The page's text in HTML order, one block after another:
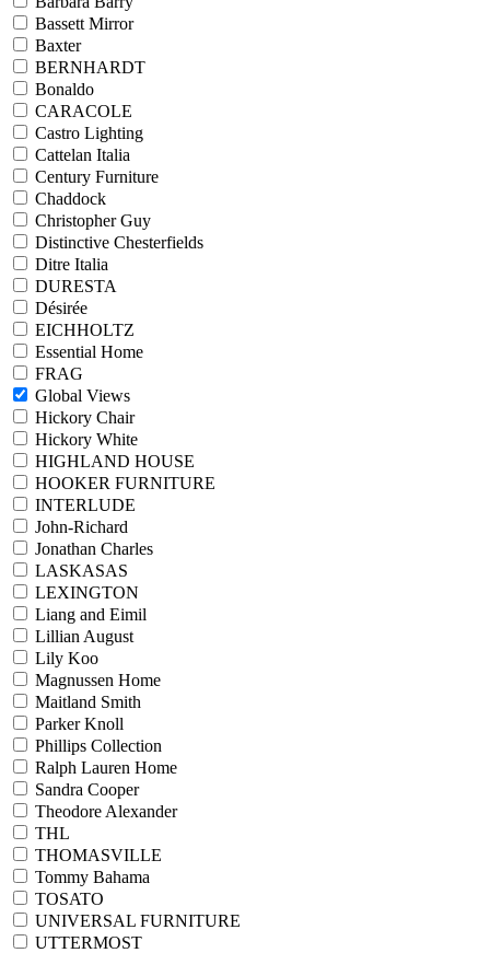
Bassett Mirror
Baxter
BERNHARDT
Bonaldo
CARACOLE
Castro Lighting
Cattelan Italia
Century Furniture
Chaddock
Christopher Guy
Distinctive Chesterfields
Ditre Italia
DURESTA
Désirée
EICHHOLTZ
Essential Home
FRAG
Global Views
Hickory Chair
Hickory White
HIGHLAND HOUSE
HOOKER FURNITURE
INTERLUDE
John-Richard
Jonathan Charles
LASKASAS
LEXINGTON
Liang and Eimil
Lillian August
Lily Koo
Magnussen Home
Maitland Smith
Parker Knoll
Phillips Collection
Ralph Lauren Home
Sandra Cooper
Theodore Alexander
THL
THOMASVILLE
Tommy Bahama
TOSATO
UNIVERSAL FURNITURE
UTTERMOST